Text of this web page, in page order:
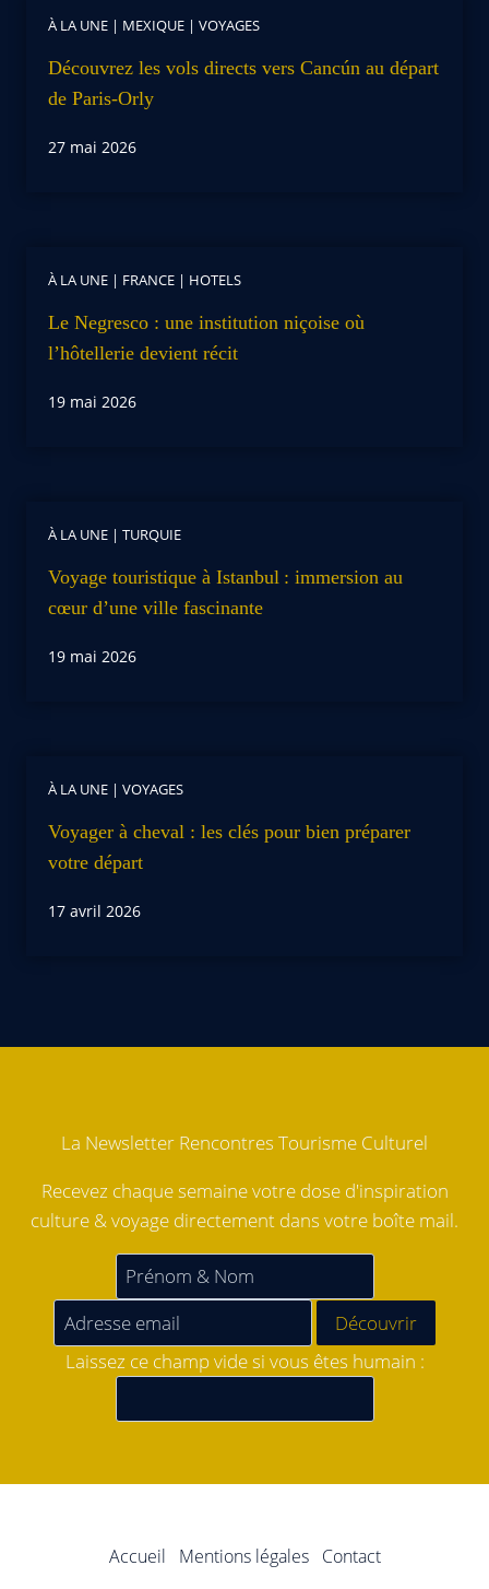
À LA UNE | MEXIQUE | VOYAGES
Découvrez les vols directs vers Cancún au départ
de Paris-Orly
27 mai 2026
À LA UNE | FRANCE | HOTELS
Le Negresco : une institution niçoise où
l’hôtellerie devient récit
19 mai 2026
À LA UNE | TURQUIE
Voyage touristique à Istanbul : immersion au
cœur d’une ville fascinante
19 mai 2026
À LA UNE | VOYAGES
Voyager à cheval : les clés pour bien préparer
votre départ
17 avril 2026
La Newsletter Rencontres Tourisme Culturel
Recevez chaque semaine votre dose d'inspiration
culture & voyage directement dans votre boîte mail.
Laissez ce champ vide si vous êtes humain :
Accueil Mentions légales Contact